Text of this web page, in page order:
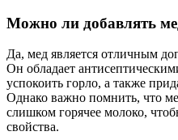
Можно ли добавлять
Да, мед является отличным
Он обладает
успокоить горло, а также
Однако важно помнить, что
слишком горячее молоко,
свойства.